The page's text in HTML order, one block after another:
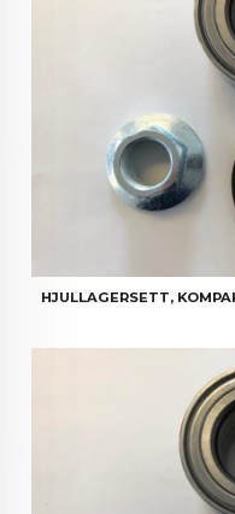
HJULLAGERSETT,